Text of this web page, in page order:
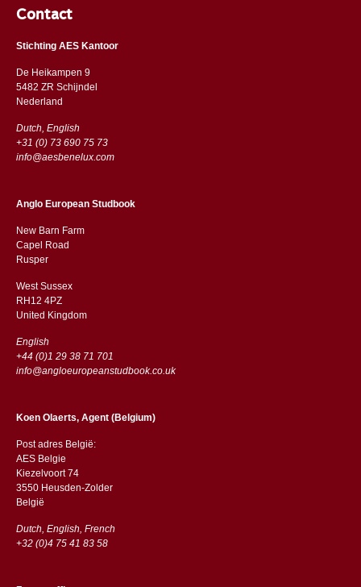
Contact
Stichting AES Kantoor
De Heikampen 9
5482 ZR Schijndel
​​Nederland
Dutch, English
+31 (0) 73 690 75 73
info@aesbenelux.com
Anglo European Studbook
New Barn Farm
Capel Road
​​Rusper
West Sussex
RH12 4PZ
​​United Kingdom
English
+44 (0)1 29 38 71 701
info@angloeuropeanstudbook.co.uk
Koen Olaerts, Agent (Belgium)
Post adres België:
AES Belgie
Kiezelvoort 74
3550 Heusden-Zolder
België
Dutch, English, French
+32 (0)4 75 41 83 58